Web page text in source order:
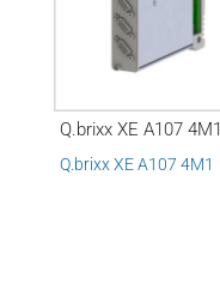
Q.brixx XE A107 4M1
Q.brixx XE A107 4M1